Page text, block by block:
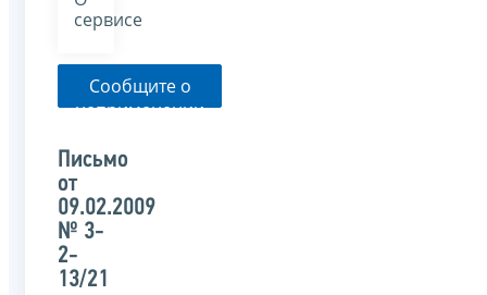
сервисе
Сообщите о
неприменении
органом
письма
Письмо
от
09.02.2009
№ 3-
2-
13/21